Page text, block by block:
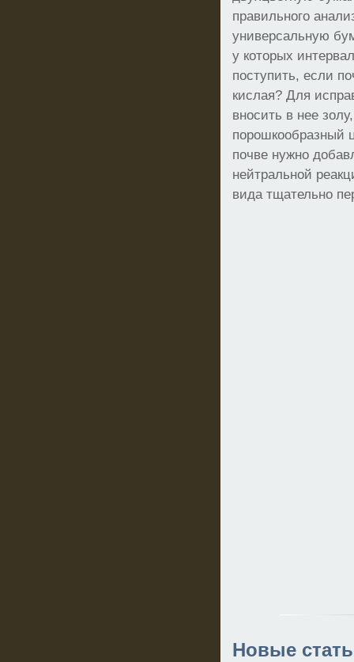
правильного
универсальную
у которых
поступить, если
кислая? Для
вносить в нее
порошкообразный
почве нужно
нейтральной
вида тщательно
Новые